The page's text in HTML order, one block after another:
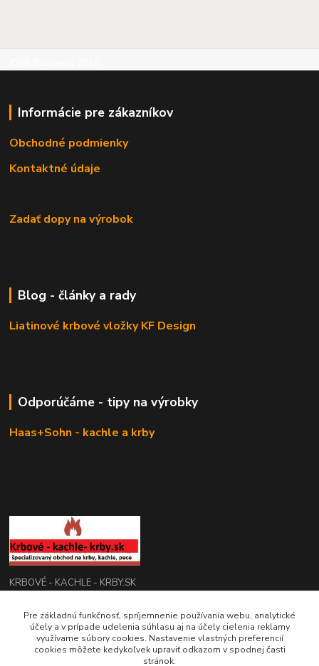
Informácie pre zákazníkov
Obchodné podmienky
Kontaktné údaje
Zadať dopy na výrobok
Blog - články a rady
Liatinové krbové vložky KF Design
Odporúčáme - tipy na výrobky
Haas+Sohn - kachle a krby
KRBOVÉ - KACHLE - KRBY.SK
0949 476 255
08:00 - 17.00
Pre základnú funkčnosť, spríjemnenie používania webu, analytické
účely a v prípade udelenia súhlasu aj na účely cielenia reklamy
využívame súbory cookies. Nastavenie vlastných preferencií
cookies môžete kedykoľvek upraviť odkazom v spodnej časti
stránok.